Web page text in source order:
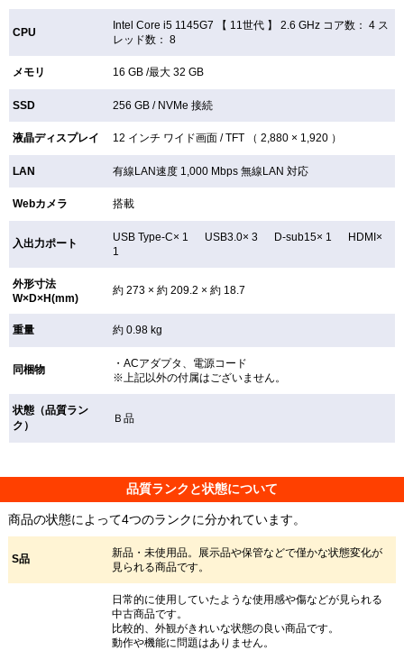
CPU
Intel Core i5 1145G7 【 11世代 】 2.6 GHz コア数： 4 ス
レッド数： 8
メモリ 16 GB /最大 32 GB
SSD 256 GB / NVMe 接続
液晶ディスプレイ 12 インチ ワイド画面 /TFT （ 2,880 × 1,920 ）
LAN 有線LAN速度 1,000 Mbps 無線LAN対応
Webカメラ 搭載
入出力ポート
USB Type-C× 1 USB3.0× 3 D-sub15× 1 HDMI×
1
外形寸法
W×D×H(mm)
約 273 × 約 209.2 × 約 18.7
重量 約 0.98 kg
同梱物
・ACアダプタ、電源コード
※上記以外の付属はございません。
状態（品質ラン
ク）
Ｂ品
品質ランクと状態について
商品の状態によって4つのランクに分かれています。
S品
新品・未使用品。展示品や保管などで僅かな状態変化が
見られる商品です。
日常的に使用していたような使用感や傷などが見られる
中古商品です。
比較的、外観がきれいな状態の良い商品です。
動作や機能に問題はありません。